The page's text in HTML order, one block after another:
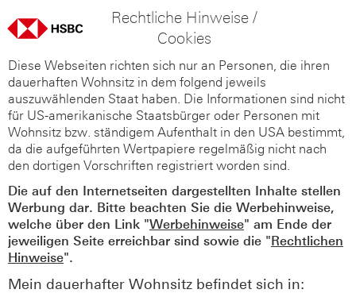
Rechtliche Hinweise /
Cookies
Diese Webseiten richten sich nur an Personen, die ihren
dauerhaften Wohnsitz in dem folgend jeweils
auszuwählenden Staat haben. Die Informationen sind nicht
für US-amerikanische Staatsbürger oder Personen mit
Wohnsitz bzw. ständigem Aufenthalt in den USA bestimmt,
da die aufgeführten Wertpapiere regelmäßig nicht nach
den dortigen Vorschriften registriert worden sind.
Die auf den Internetseiten dargestellten Inhalte stellen
Werbung dar. Bitte beachten Sie die Werbehinweise,
welche über den Link "Werbehinweise" am Ende der
jeweiligen Seite erreichbar sind sowie die "Rechtlichen
Hinweise".
Mein dauerhafter Wohnsitz befindet sich in: